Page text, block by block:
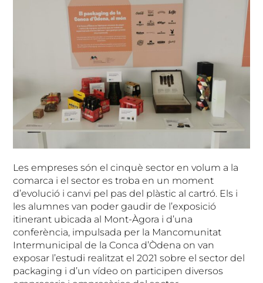
Les empreses són el cinquè sector en volum a la
comarca i el sector es troba en un moment
d’evolució i canvi pel pas del plàstic al cartró. Els i
les alumnes van poder gaudir de l’exposició
itinerant ubicada al Mont-Àgora i d’una
conferència, impulsada per la Mancomunitat
Intermunicipal de la Conca d’Òdena on van
exposar l’estudi realitzat el 2021 sobre el sector del
packaging i d’un vídeo on participen diversos